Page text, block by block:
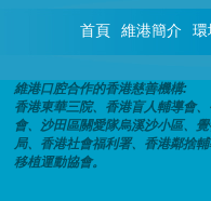
首頁 維港簡介 環
維港口腔合作的香港慈善機構:
香港東華三院、香港盲人輔導會
會、沙田區關愛隊烏溪沙小區、
局、香港社會福利署、香港鄰捨
移植運動協會。